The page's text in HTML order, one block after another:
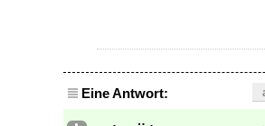
Eine Antwort: